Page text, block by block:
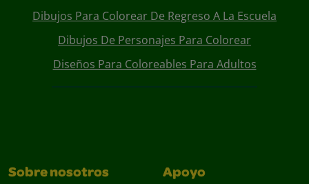
Dibujos Para Colorear De Regreso A La Escuela
Dibujos De Personajes Para Colorear
Diseños Para Coloreables Para Adultos
Sobre nosotros Apoyo